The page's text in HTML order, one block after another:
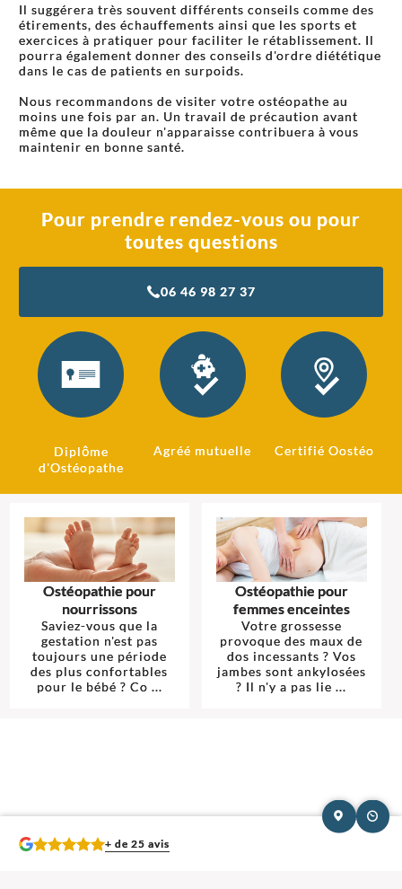
Il suggérera très souvent différents conseils comme des
étirements, des échauffements ainsi que les sports et
exercices à pratiquer pour faciliter le rétablissement. Il
pourra également donner des conseils d'ordre diététique
dans le cas de patients en surpoids.
Nous recommandons de visiter votre ostéopathe au
moins une fois par an. Un travail de précaution avant
même que la douleur n'apparaisse contribuera à vous
maintenir en bonne santé.
Pour prendre rendez-vous ou pour
toutes questions
06 46 98 27 37
Diplôme
d'Ostéopathe
Agréé mutuelle Certifié Oostéo
Ostéopathie pour
nourrissons
Saviez-vous que la
gestation n'est pas
toujours une période
des plus confortables
pour le bébé ? Co ...
Ostéopathie pour
femmes enceintes
Votre grossesse
provoque des maux de
dos incessants ? Vos
jambes sont ankylosées
? Il n'y a pas lie ...
+ de 25 avis